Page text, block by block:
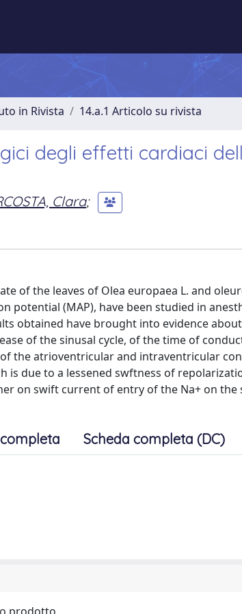
in Rivista 14.a.1 Articolo su rivista
degli effetti cardiaci
Clara;
of the leaves of Olea europaea L. and
potential (MAP), have been studied in
obtained have brought into evidence
of the sinusal cycle, of the time of
the atrioventricular and intraventricular
is due to a lessened swftness of
on swift current of entry of the Na+ on the
Scheda completa (DC)